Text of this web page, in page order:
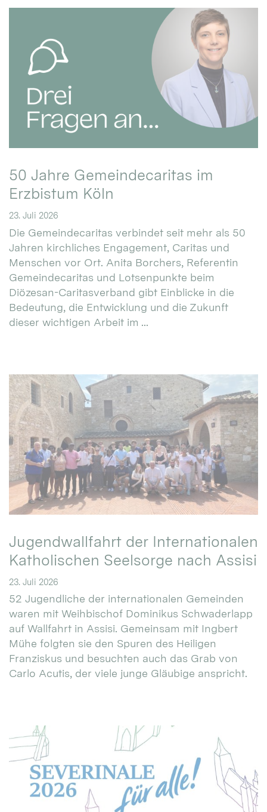
50 Jahre Gemeindecaritas im
Erzbistum Köln
23. Juli 2026
Die Gemeindecaritas verbindet seit mehr als 50
Jahren kirchliches Engagement, Caritas und
Menschen vor Ort. Anita Borchers, Referentin
Gemeindecaritas und Lotsenpunkte beim
Diözesan-Caritasverband gibt Einblicke in die
Bedeutung, die Entwicklung und die Zukunft
dieser wichtigen Arbeit im ...
Jugendwallfahrt der Internationalen
Katholischen Seelsorge nach Assisi
23. Juli 2026
52 Jugendliche der internationalen Gemeinden
waren mit Weihbischof Dominikus Schwaderlapp
auf Wallfahrt in Assisi. Gemeinsam mit Ingbert
Mühe folgten sie den Spuren des Heiligen
Franziskus und besuchten auch das Grab von
Carlo Acutis, der viele junge Gläubige anspricht.